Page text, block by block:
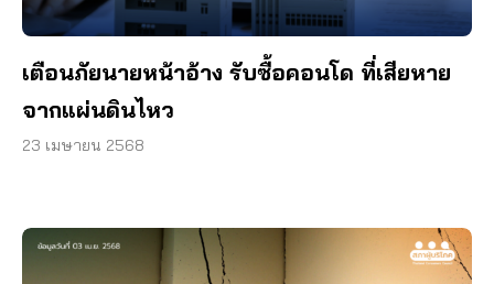
เตือนภัยนายหน้าอ้าง รับซื้อคอนโด ที่เสียหาย
จากแผ่นดินไหว
23 เมษายน 2568